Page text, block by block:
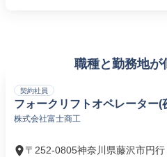
職種と勤務地が
契約社員
フォークリフトオペレーター(
株式会社富士商工
〒252-0805神奈川県藤沢市円行